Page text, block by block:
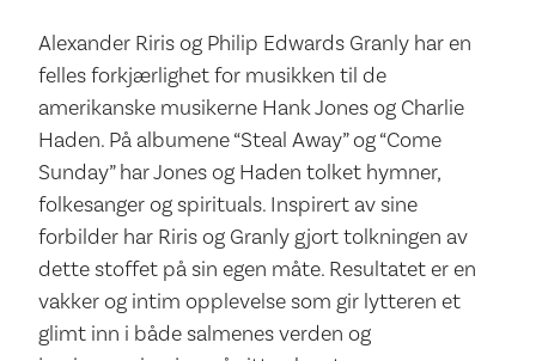
Alexander Riris og Philip Edwards Granly har en
felles forkjærlighet for musikken til de
amerikanske musikerne Hank Jones og Charlie
Haden. På albumene “Steal Away” og “Come
Sunday” har Jones og Haden tolket hymner,
folkesanger og spirituals. Inspirert av sine
forbilder har Riris og Granly gjort tolkningen av
dette stoffet på sin egen måte. Resultatet er en
vakker og intim opplevelse som gir lytteren et
glimt inn i både salmenes verden og